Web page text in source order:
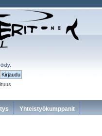
.
Yhteistyökumppanit